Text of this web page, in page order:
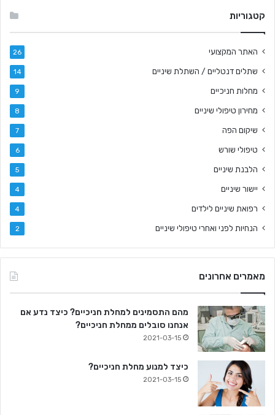
קטגוריות
האתר המקצועי 26
שתלים דנטליים / השתלת שיניים 14
מחלות חניכיים 9
מחירון טיפולי שיניים 8
שיקום הפה 7
טיפולי שורש 6
הלבנת שיניים 5
יישור שיניים 4
רפואת שיניים לילדים 4
הנחיות לפני ואחרי טיפולי שיניים 2
מאמרים אחרונים
מהם התסמינים למחלת חניכיים? כיצד נדע אם
אנחנו סובלים ממחלת חניכיים?
2021-03-15
כיצד למנוע מחלת חניכיים?
2021-03-15